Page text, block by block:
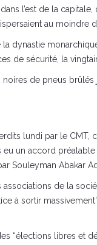
l’est de la
au moindre
dynastie
de sécurité, la
noires de pneus
lundi par le CMT,
eu un accord
Souleyman Abakar
de la
à sortir
“élections libres et